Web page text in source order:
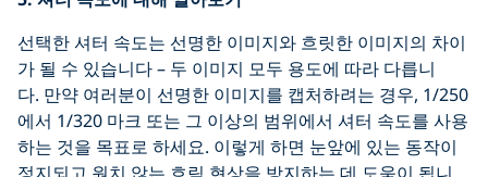
선택한 셔터 속도는 선명한 이미지와 흐릿한 이미지의 차이
가 될 수 있습니다 – 두 이미지 모두 용도에 따라 다릅니
다. 만약 여러분이 선명한 이미지를 캡처하려는 경우, 1/250
에서 1/320 마크 또는 그 이상의 범위에서 셔터 속도를 사용
하는 것을 목표로 하세요. 이렇게 하면 눈앞에 있는 동작이